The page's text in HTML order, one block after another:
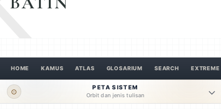
HOME KAMUS ATLAS GLOSARIUM SEARCH EXTREME
⊙
PETA SISTEM
Orbit dan jenis tulisan